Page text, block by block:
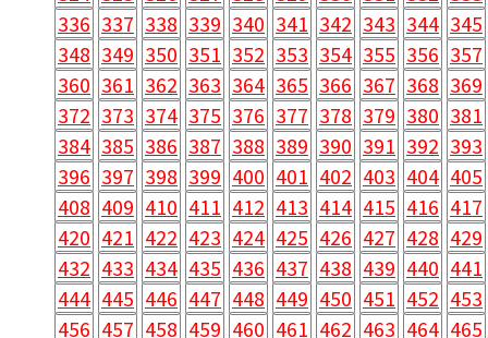
336 337 338 339 340 341 342 343 344 345
348 349 350 351 352 353 354 355 356 357
360 361 362 363 364 365 366 367 368 369
372 373 374 375 376 377 378 379 380 381
384 385 386 387 388 389 390 391 392 393
396 397 398 399 400 401 402 403 404 405
408 409 410 411 412 413 414 415 416 417
420 421 422 423 424 425 426 427 428 429
432 433 434 435 436 437 438 439 440 441
444 445 446 447 448 449 450 451 452 453
456 457 458 459 460 461 462 463 464 465